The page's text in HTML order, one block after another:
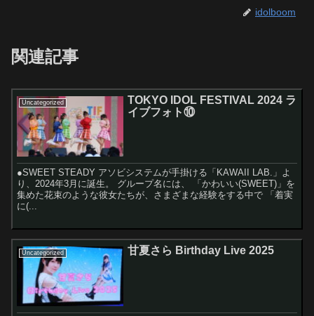
idolboom
関連記事
Uncategorized
TOKYO IDOL FESTIVAL 2024 ラ
イブフォト⑩
●SWEET STEADY アソビシステムが手掛ける「KAWAII LAB.」よ
り、2024年3月に誕生。 グループ名には、 「かわいい(SWEET)」を
集めた花束のような彼女たちが、さまざまな経験をする中で 「着実
に(...
Uncategorized 甘夏さら Birthday Live 2025